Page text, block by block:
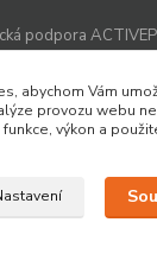
podpora
213 756
abychom Vám
provozu webu
funkce, výkon a